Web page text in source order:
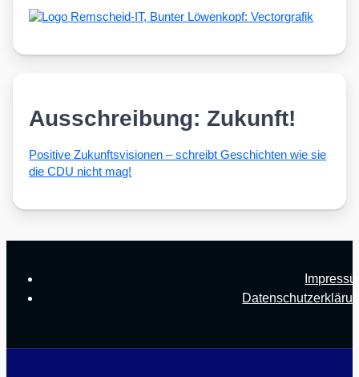
Ausschreibung: Zukunft!
Posi­ti­ve Zukunfts­vi­sio­nen – schreibt Geschich­ten wie sie
die CDU nicht mag!